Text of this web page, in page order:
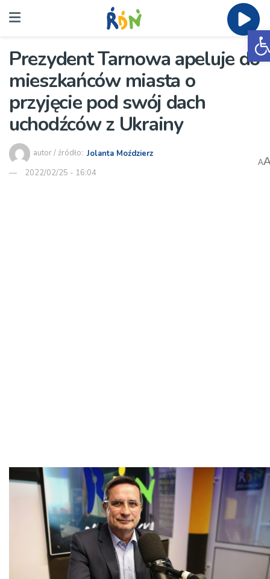
Prezydent Tarnowa apeluje do
mieszkańców miasta o
przyjęcie pod swój dach
uchodźców z Ukrainy
autor / źródło: Jolanta Moździerz
2022/02/25 - 16:04
A